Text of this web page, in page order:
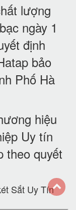
lượng
ngày 1
định
bảo
Phố Hà
hiệu
Uy tín
theo quyết
Sắt Uy Tín